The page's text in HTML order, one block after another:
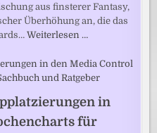
aus finsterer Fantasy,
Überhöhung an, die das
Weiterlesen …
in
für